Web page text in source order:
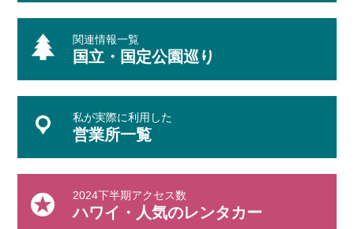
関連情報一覧
国立・国定公園巡り
私が実際に利用した
営業所一覧
2024下半期アクセス数
ハワイ・人気のレンタカー